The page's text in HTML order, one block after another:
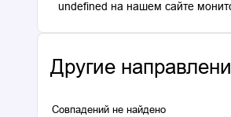
Другие
Совпадений не найдено